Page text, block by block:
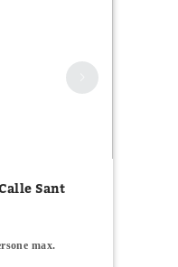
Sant
max.